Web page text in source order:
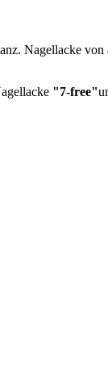
Nagellacke von
"7-free"